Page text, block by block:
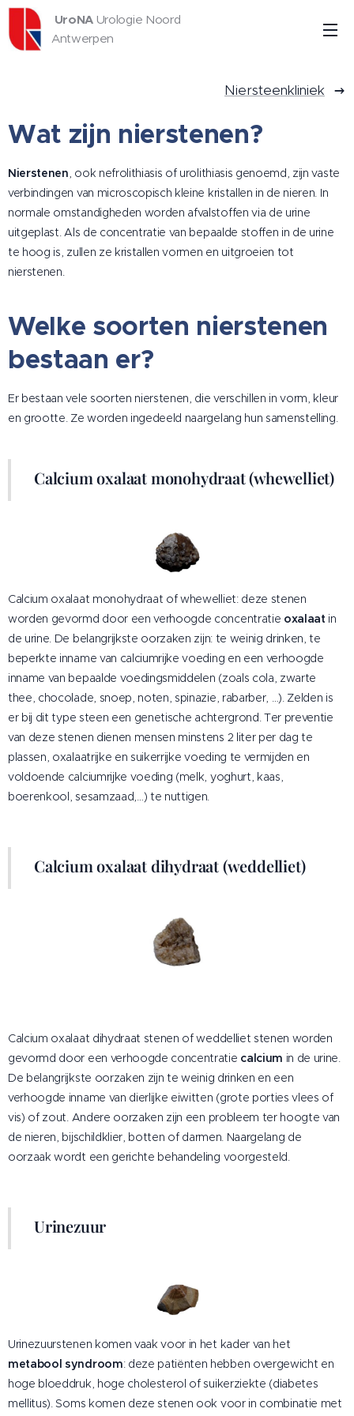
UroNA Urologie Noord
Antwerpen
Niersteenkliniek
Wat zijn nierstenen?
Nierstenen, ook nefrolithiasis of urolithiasis genoemd, zijn vaste
verbindingen van microscopisch kleine kristallen in de nieren. In
normale omstandigheden worden afvalstoffen via de urine
uitgeplast. Als de concentratie van bepaalde stoffen in de urine
te hoog is, zullen ze kristallen vormen en uitgroeien tot
nierstenen.
Welke soorten nierstenen
bestaan er?
Er bestaan vele soorten nierstenen, die verschillen in vorm, kleur
en grootte. Ze worden ingedeeld naargelang hun samenstelling.
Calcium oxalaat monohydraat (whewelliet)
Calcium oxalaat monohydraat of whewelliet: deze stenen
worden gevormd door een verhoogde concentratie oxalaat in
de urine. De belangrijkste oorzaken zijn: te weinig drinken, te
beperkte inname van calciumrijke voeding en een verhoogde
inname van bepaalde voedingsmiddelen (zoals cola, zwarte
thee, chocolade, snoep, noten, spinazie, rabarber, …). Zelden is
er bij dit type steen een genetische achtergrond. Ter preventie
van deze stenen dienen mensen minstens 2 liter per dag te
plassen, oxalaatrijke en suikerrijke voeding te vermijden en
voldoende calciumrijke voeding (melk, yoghurt, kaas,
boerenkool, sesamzaad,…) te nuttigen.
Calcium oxalaat dihydraat (weddelliet)
Calcium oxalaat dihydraat stenen of weddelliet stenen worden
gevormd door een verhoogde concentratie calcium in de urine.
De belangrijkste oorzaken zijn te weinig drinken en een
verhoogde inname van dierlijke eiwitten (grote porties vlees of
vis) of zout. Andere oorzaken zijn een probleem ter hoogte van
de nieren, bijschildklier, botten of darmen. Naargelang de
oorzaak wordt een gerichte behandeling voorgesteld.
Urinezuur
Urinezuurstenen komen vaak voor in het kader van het
metabool syndroom: deze patiënten hebben overgewicht en
hoge bloeddruk, hoge cholesterol of suikerziekte (diabetes
mellitus). Soms komen deze stenen ook voor in combinatie met